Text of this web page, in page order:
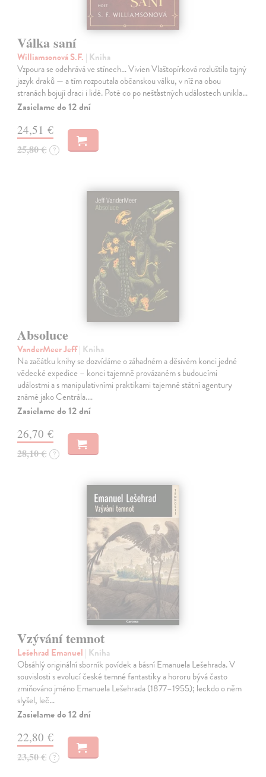
Válka saní
Williamsonová S.F. | Kniha
Vzpoura se odehrává ve stínech… Vivien Vlaštopírková rozluštila tajný
jazyk draků — a tím rozpoutala občanskou válku, v níž na obou
stranách bojují draci i lidé. Poté co po nešťastných událostech unikla…
Zasielame do 12 dní
24,51 €
25,80 € ?
Absoluce
VanderMeer Jeff| Kniha
Na začátku knihy se dozvídáme o záhadném a děsivém konci jedné
vědecké expedice – konci tajemně provázaném s budoucími
událostmi a s manipulativními praktikami tajemné státní agentury
známé jako Centrála.…
Zasielame do 12 dní
26,70 €
28,10 € ?
Vzývání temnot
Lešehrad Emanuel | Kniha
Obsáhlý originální sborník povídek a básní Emanuela Lešehrada. V
souvislosti s evolucí české temné fantastiky a hororu bývá často
zmiňováno jméno Emanuela Lešehrada (1877–1955); leckdo o něm
slyšel, leč…
Zasielame do 12 dní
22,80 €
23,50 € ?